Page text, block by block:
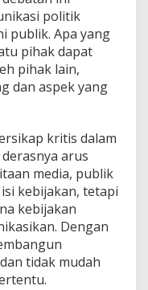
politik
publik. Apa yang
pihak dapat
pihak lain,
dan aspek yang
kritis dalam
arus
media, publik
kebijakan, tetapi
kebijakan
Dengan
tidak mudah